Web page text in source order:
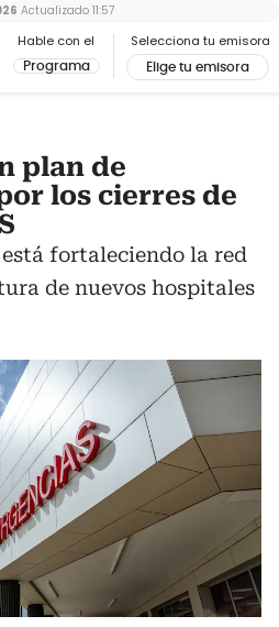
Hable con el
Programa
Selecciona tu emisora
Elige tu emisora
Actualizado 11:57
plan de
los cierres de
fortaleciendo la red
de nuevos hospitales